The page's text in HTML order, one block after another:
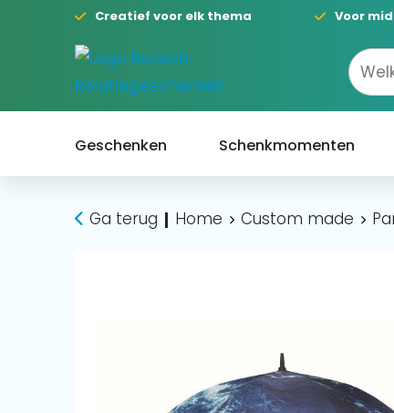
Creatief voor elk thema Voor
Geschenken Schenkmomenten
Ga terug Home Custom made